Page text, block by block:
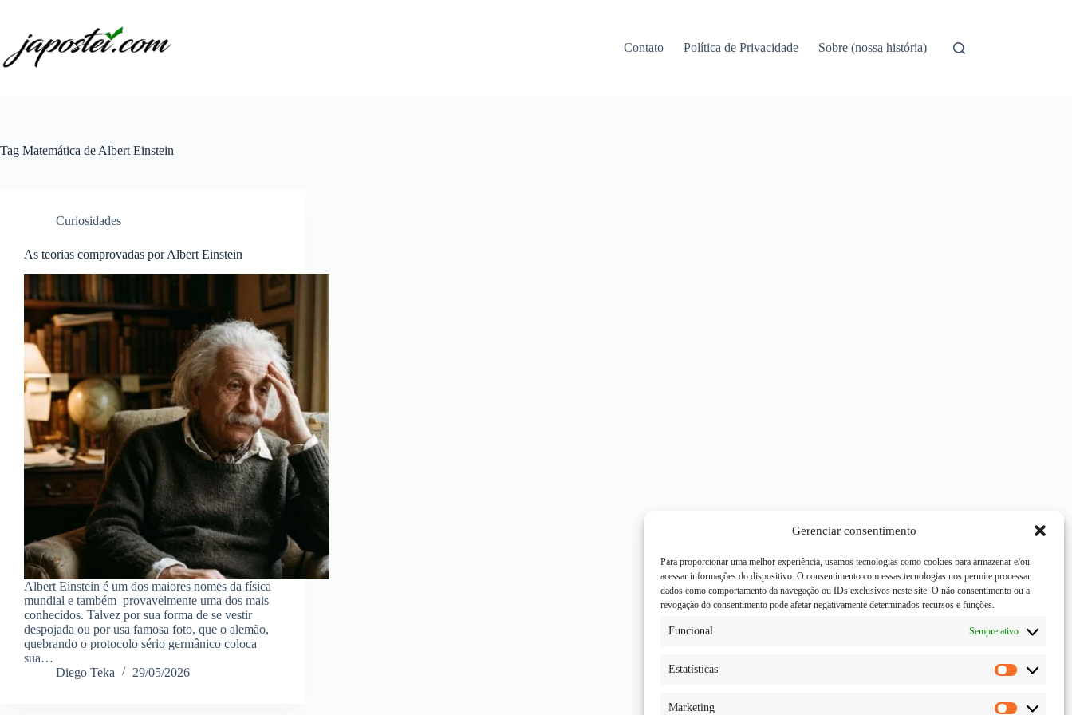
Gerenciar consentimento
Para proporcionar uma melhor experiência, usamos tecnologias como cookies para armazenar e/ou
acessar informações do dispositivo. O consentimento com essas tecnologias nos permite processar
dados como comportamento da navegação ou IDs exclusivos neste site. O não consentimento ou a
revogação do consentimento pode afetar negativamente determinados recursos e funções.
Funcional Sempre ativo
Estatísticas Estatísticas
Marketing
conteúdo
Contato Política de Privacidade Sobre (nossa história)
Tag Matemática de Albert Einstein
Curiosidades
As teorias comprovadas por Albert Einstein
Albert Einstein é um dos maiores nomes da física
mundial e também provavelmente uma dos mais
conhecidos. Talvez por sua forma de se vestir
despojada ou por usa famosa foto, que o alemão,
quebrando o protocolo sério germânico coloca
sua…
Diego Teka
29/05/2026